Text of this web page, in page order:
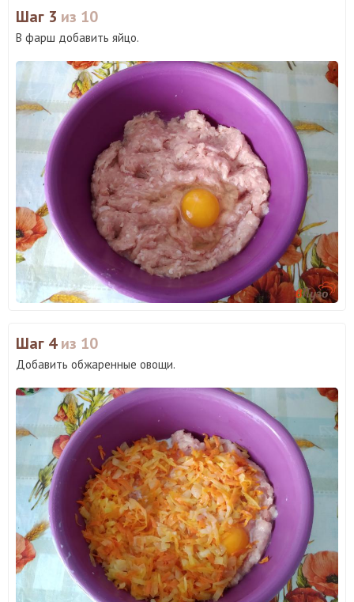
Шаг 3 из 10
В фарш добавить яйцо.
Шаг 4из 10
Добавить обжаренные овощи.